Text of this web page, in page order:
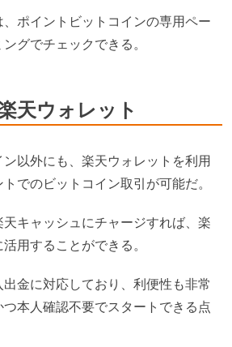
ポイントビットコインの専用ペー
グでチェックできる。
天ウォレット
以外にも、楽天ウォレットを利用
でのビットコイン取引が可能だ。
天キャッシュにチャージすれば、楽
用することができる。
金に対応しており、利便性も非常
本人確認不要でスタートできる点